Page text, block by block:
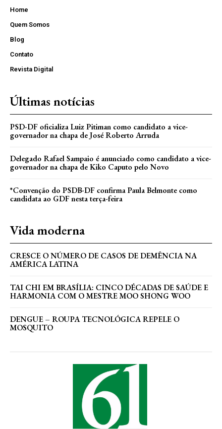
Home
Quem Somos
Blog
Contato
Revista Digital
Últimas notícias
PSD-DF oficializa Luiz Pitiman como candidato a vice-
governador na chapa de José Roberto Arruda
Delegado Rafael Sampaio é anunciado como candidato a vice-
governador na chapa de Kiko Caputo pelo Novo
*Convenção do PSDB-DF confirma Paula Belmonte como
candidata ao GDF nesta terça-feira
Vida moderna
CRESCE O NÚMERO DE CASOS DE DEMÊNCIA NA
AMÉRICA LATINA
TAI CHI EM BRASÍLIA: CINCO DÉCADAS DE SAÚDE E
HARMONIA COM O MESTRE MOO SHONG WOO
DENGUE – ROUPA TECNOLÓGICA REPELE O
MOSQUITO